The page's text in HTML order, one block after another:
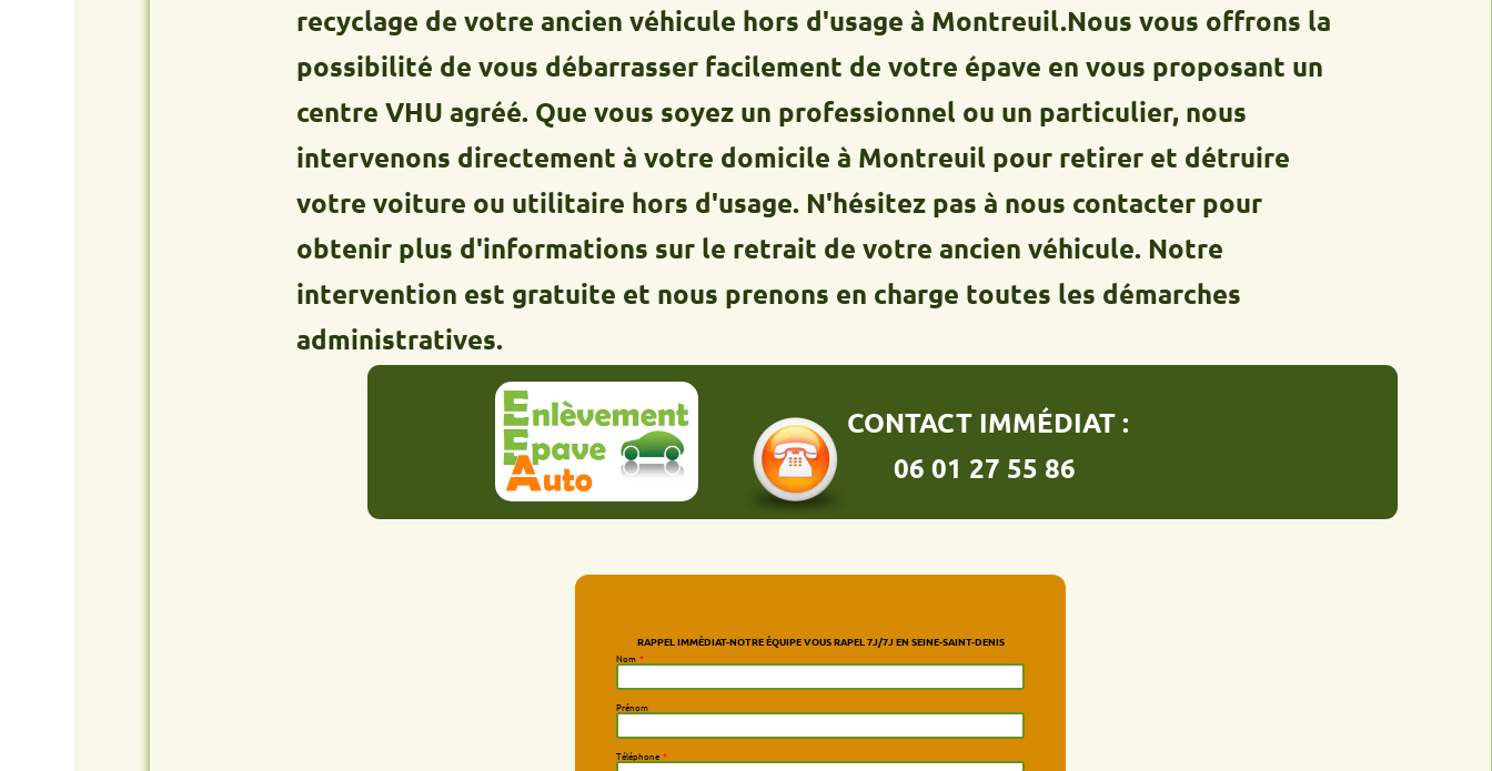
recyclage de votre ancien véhicule hors d'usage à Montreuil.Nous vous offrons la
possibilité de vous débarrasser facilement de votre épave en vous proposant un
centre VHU agréé. Que vous soyez un professionnel ou un particulier, nous
intervenons directement à votre domicile à Montreuil pour retirer et détruire
votre voiture ou utilitaire hors d'usage. N'hésitez pas à nous contacter pour
obtenir plus d'informations sur le retrait de votre ancien véhicule. Notre
intervention est gratuite et nous prenons en charge toutes les démarches
administratives.
CONTACT IMMÉDIAT :
06 01 27 55 86
RAPPEL IMMÉDIAT-NOTRE ÉQUIPE VOUS RAPEL 7J/7J EN SEINE-SAINT-DENIS